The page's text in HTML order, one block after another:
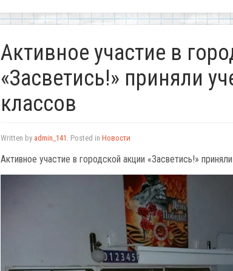
Активное участие в
«Засветись!» приняли
классов
Written by admin_141 . Posted in Новости
Активное участие в городской акции «Засветись!»